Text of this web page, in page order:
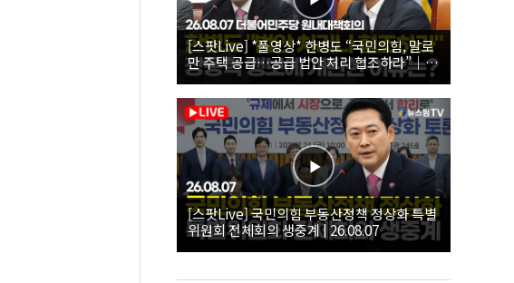
[스팟Live] *풀영상* 한병도 “국민의힘, 말로
만 주택 공급…공급 법안 처리 협조하라”｜
26.08.07 더불어민주당 원내대책회의
[스팟Live] 국민의힘 부동산정책 정상화 특별
위원회 전체회의 생중계 | 26.08.07